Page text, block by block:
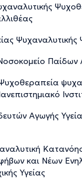
Παίδων
Αγωγής
και Νέων
Υγείας